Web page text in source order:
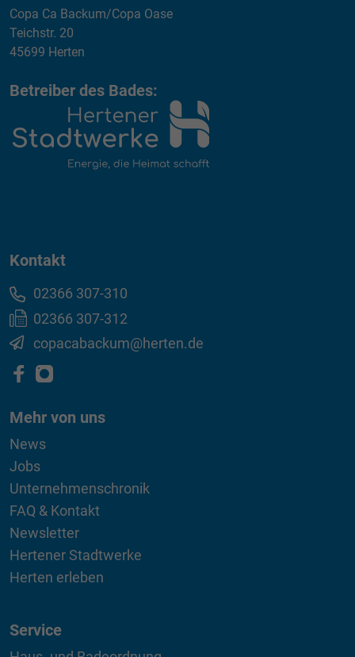
Copa Ca Backum/Copa Oase
Teichstr. 20
45699 Herten
Betreiber des Bades:
Kontakt
02366 307-310
02366 307-312
copacabackum@herten.de
Mehr von uns
News
Jobs
Unternehmenschronik
FAQ & Kontakt
Newsletter
Hertener Stadtwerke
Herten erleben
Service